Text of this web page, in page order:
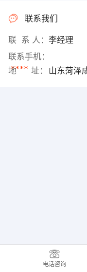
联系我们
联 系 人： 李经理
联系手机：
****
地 址： 山东菏泽
电话咨询